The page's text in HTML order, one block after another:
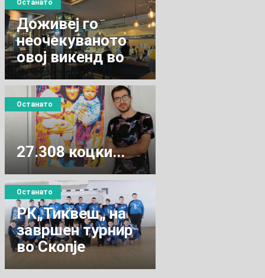
Доживеј го
неочекуваното
овој викенд во
Кавадарци!
Останато
27.308 коцки...
Останато
РК„Тиквеш„ на
завршен турнир
во Скопје
Останато